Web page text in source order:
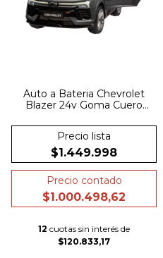
Auto a Bateria Chevrolet
Blazer 24v Goma Cuero
Precio lista
$1.449.998
Precio contado
$1.000.498,62
12 cuotas sin interés de
$120.833,17